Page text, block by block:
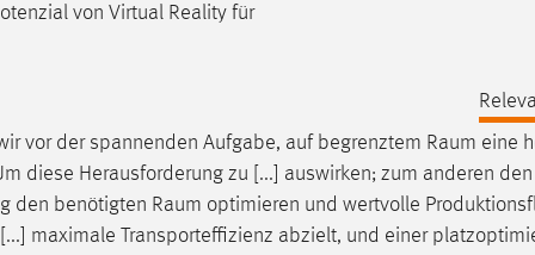
von Virtual Reality für
vor der spannenden Aufgabe, auf begrenztem Raum eine
diese Herausforderung zu [...] auswirken; zum anderen den
den benötigten Raum optimieren und wertvolle
maximale Transporteffizienz abzielt, und einer